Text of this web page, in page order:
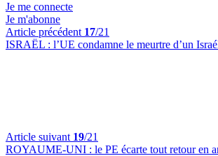
Je me connecte
Je m'abonne
Article précédent 17/21
ISRAËL : l’UE condamne le meurtre d’un
Article suivant 19/21
ROYAUME-UNI : le PE écarte tout retour en